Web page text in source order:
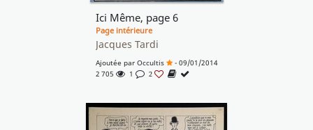
Ici Même, page 6
Page intérieure
Jacques Tardi
Ajoutée par Occultis
- 09/01/2014
2 705
1 2